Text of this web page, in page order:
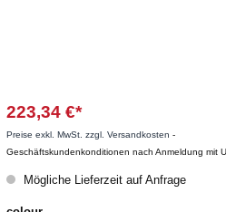
223,34 €*
Preise exkl. MwSt. zzgl. Versandkosten -
Geschäftskundenkonditionen nach Anmeldung mit
Mögliche Lieferzeit auf Anfrage